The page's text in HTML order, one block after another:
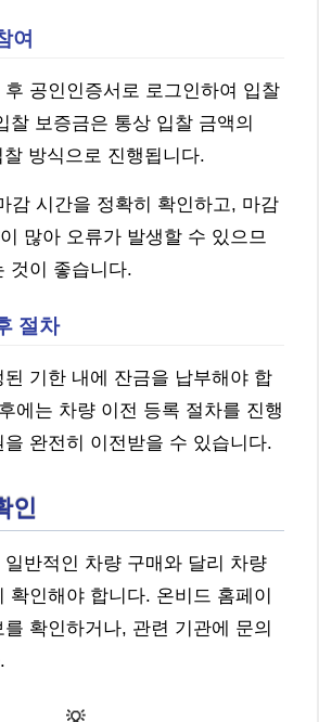
여
공인인증서로 로그인하여 입찰
찰 보증금은 통상 입찰 금액의
방식으로 진행됩니다.
감 시간을 정확히 확인하고, 마감
많아 오류가 발생할 수 있으므
것이 좋습니다.
절차
된 기한 내에 잔금을 납부해야 합
에는 차량 이전 등록 절차를 진행
완전히 이전받을 수 있습니다.
인
반적인 차량 구매와 달리 차량
확인해야 합니다. 온비드 홈페이
확인하거나, 관련 기관에 문의